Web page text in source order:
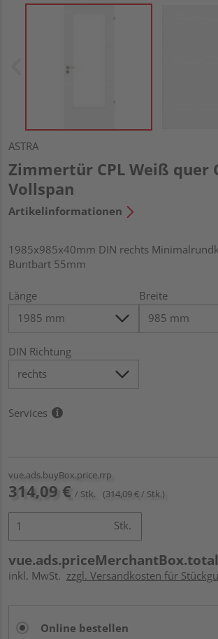
ASTRA
Zimmertür CPL Weiß quer
Vollspan
Artikelinformationen
1985x985x40mm DIN rechts
Buntbart 55mm
Länge Breite
DIN Richtung
Services
vue.ads.buyBox.price.rrp
314,09 € / Stk. (314,09 € / Stk.)
Stk.
vue.ads.priceMerchantBox.total
inkl. MwSt. zzgl. Versandkosten für
Online bestellen